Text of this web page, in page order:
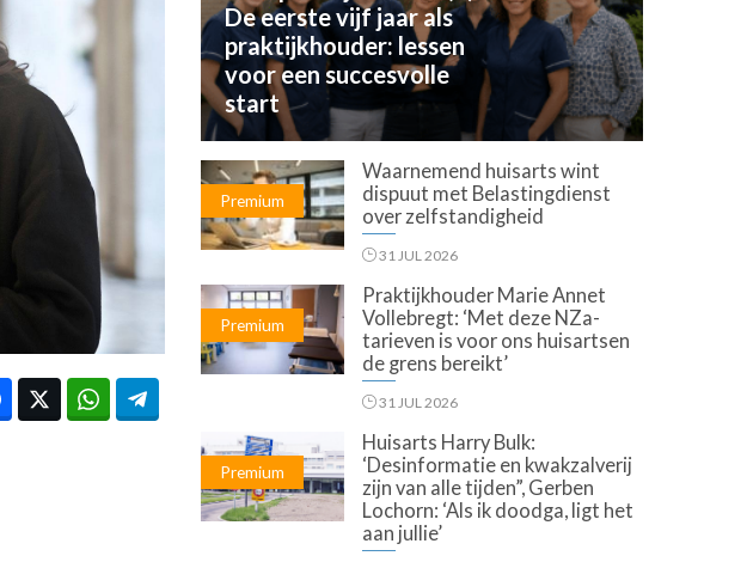
De eerste vijf jaar als
praktijkhouder: lessen
voor een succesvolle
start
Premium
Waarnemend huisarts wint
dispuut met Belastingdienst
over zelfstandigheid
31 JUL 2026
Premium
Praktijkhouder Marie Annet
Vollebregt: ‘Met deze NZa-
tarieven is voor ons huisartsen
de grens bereikt’
31 JUL 2026
Premium
Huisarts Harry Bulk:
‘Desinformatie en kwakzalverij
zijn van alle tijden”, Gerben
Lochorn: ‘Als ik doodga, ligt het
aan jullie’